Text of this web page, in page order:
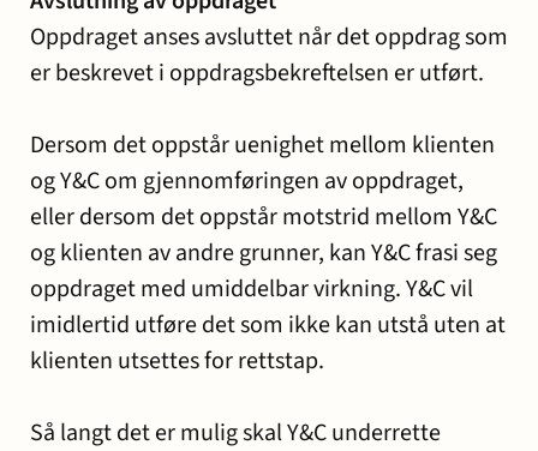
Oppdraget anses avsluttet når det oppdrag som
er beskrevet i oppdragsbekreftelsen er utført.
Dersom det oppstår uenighet mellom klienten
og Y&C om gjennomføringen av oppdraget,
eller dersom det oppstår motstrid mellom Y&C
og klienten av andre grunner, kan Y&C frasi seg
oppdraget med umiddelbar virkning. Y&C vil
imidlertid utføre det som ikke kan utstå uten at
klienten utsettes for rettstap.
Så langt det er mulig skal Y&C underrette